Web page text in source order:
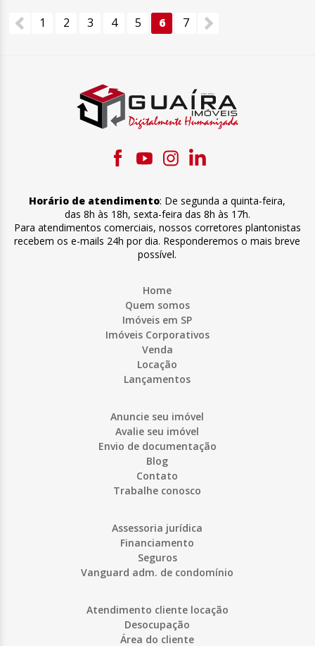
1 2 3 4 5 6 7
Horário de atendimento: De segunda a quinta-feira,
das 8h às 18h, sexta-feira das 8h às 17h.
Para atendimentos comerciais, nossos corretores plantonistas
recebem os e-mails 24h por dia. Responderemos o mais breve
possível.
Home
Quem somos
Imóveis em SP
Imóveis Corporativos
Venda
Locação
Lançamentos
Anuncie seu imóvel
Avalie seu imóvel
Envio de documentação
Blog
Contato
Trabalhe conosco
Assessoria jurídica
Financiamento
Seguros
Vanguard adm. de condomínio
Atendimento cliente locação
Desocupação
Área do cliente